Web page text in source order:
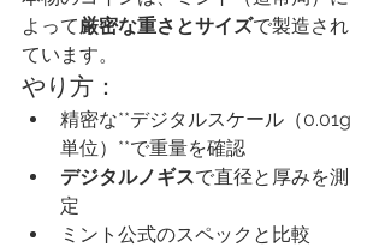
よって厳密な重さとサイズで製造され
ています。
やり方：
精密な**デジタルスケール（0.01g
単位）**で重量を確認
デジタルノギスで直径と厚みを測
定
ミント公式のスペックと比較